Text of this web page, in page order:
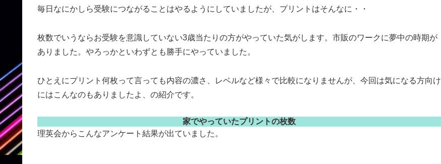
毎日なにかしら受験につながることはやるようにしていましたが、プリントはそんなに・・
枚数でいうならお受験を意識していない3歳当たりの方がやっていた気がします。市販のワークに夢中の時期が
ありました。やろっかといわずとも勝手にやっていました。
ひとえにプリント何枚って言っても内容の濃さ、レベルなど様々で比較になりませんが、今回は気になる方向け
にはこんなのもありましたよ、の紹介です。
家でやっていたプリントの枚数
理英会からこんなアンケート結果が出ていました。